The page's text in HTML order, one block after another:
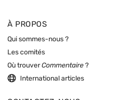
À PROPOS
Qui sommes-nous ?
Les comités
Où trouverCommentaire ?
International articles